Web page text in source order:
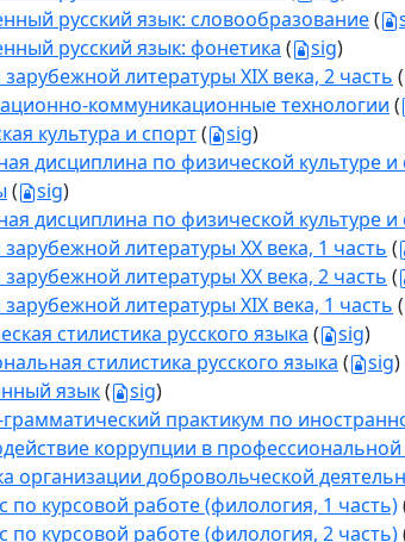
русский язык: словообразование(
русский язык: фонетика ( sig)
литературы XIX века, 2 часть (
коммуникационные технологии (
культура и спорт( sig)
дисциплина по физической культуре
( sig)
дисциплина по физической культуре
литературы XX века, 1 часть (
литературы XX века, 2 часть (
литературы XIX века, 1 часть (
стилистика русского языка ( sig)
стилистика русского языка ( sig)
язык( sig)
практикум по
коррупции в
организации добровольческой
по курсовой работе (филология, 1 часть)
по курсовой работе (филология, 2 часть)